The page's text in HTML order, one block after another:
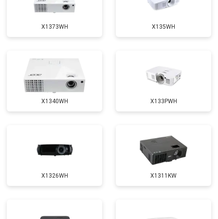
X1373WH X135WH
X1340WH X133PWH
X1326WH X1311KW